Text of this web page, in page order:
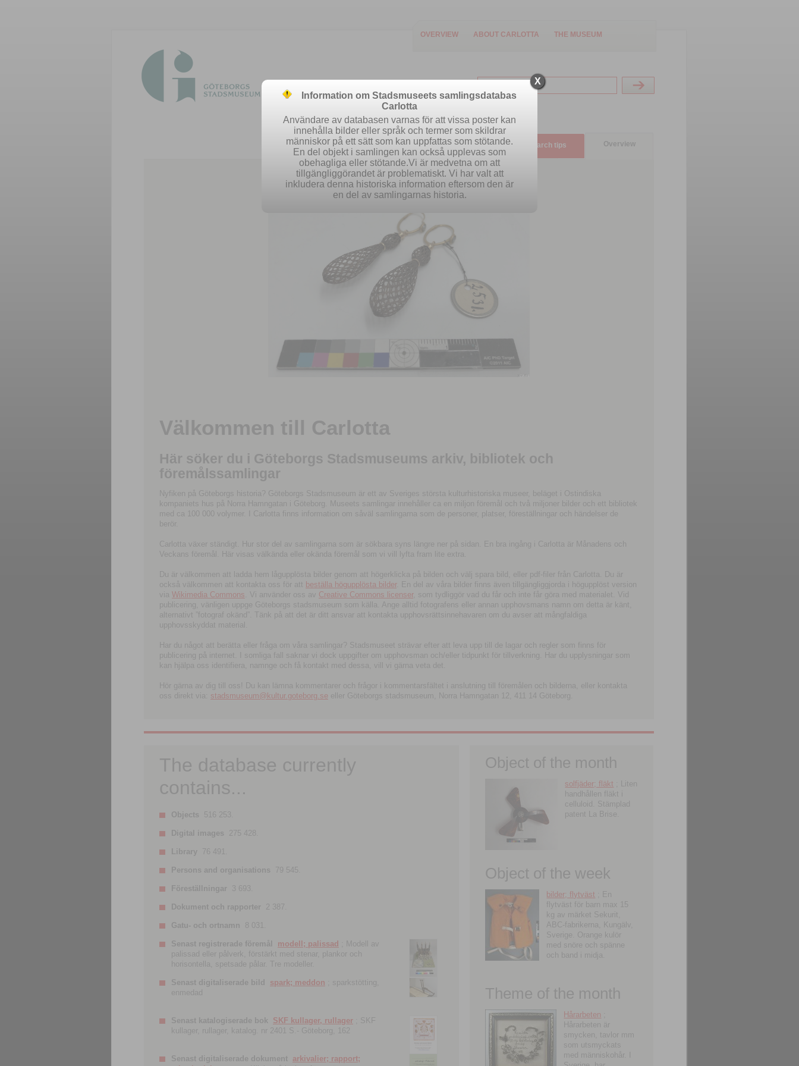
OVERVIEW ABOUT CARLOTTA THE MUSEUM
Easy search Advanced search Search tips Overview
Välkommen till Carlotta
Här söker du i Göteborgs Stadsmuseums arkiv, bibliotek och
föremålssamlingar
Nyfiken på Göteborgs historia? Göteborgs Stadsmuseum är ett av Sveriges största kulturhistoriska museer, beläget i Ostindiska
kompaniets hus på Norra Hamngatan i Göteborg. Museets samlingar innehåller ca en miljon föremål och två miljoner bilder och ett bibliotek
med ca 100 000 volymer. I Carlotta finns information om såväl samlingarna som de personer, platser, föreställningar och händelser de
berör.
Carlotta växer ständigt. Hur stor del av samlingarna som är sökbara syns längre ner på sidan. En bra ingång i Carlotta är Månadens och
Veckans föremål. Här visas välkända eller okända föremål som vi vill lyfta fram lite extra.
Du är välkommen att ladda hem lågupplösta bilder genom att högerklicka på bilden och välj spara bild, eller pdf-filer från Carlotta. Du är
också välkommen att kontakta oss för att beställa högupplösta bilder. En del av våra bilder finns även tillgängliggjorda i högupplöst version
via Wikimedia Commons . Vi använder oss av Creative Commons licenser, som tydliggör vad du får och inte får göra med materialet. Vid
publicering, vänligen uppge Göteborgs stadsmuseum som källa. Ange alltid fotografens eller annan upphovsmans namn om detta är känt,
alternativt ”fotograf okänd”. Tänk på att det är ditt ansvar att kontakta upphovsrättsinnehavaren om du avser att mångfaldiga
upphovsskyddat material.
Har du något att berätta eller fråga om våra samlingar? Stadsmuseet strävar efter att leva upp till de lagar och regler som finns för
publicering på internet. I somliga fall saknar vi dock uppgifter om upphovsman och/eller tidpunkt för tillverkning. Har du upplysningar som
kan hjälpa oss identifiera, namnge och få kontakt med dessa, vill vi gärna veta det.
Hör gärna av dig till oss! Du kan lämna kommentarer och frågor i kommentarsfältet i anslutning till föremålen och bilderna, eller kontakta
oss direkt via: stadsmuseum@kultur.goteborg.se eller Göteborgs stadsmuseum, Norra Hamngatan 12, 411 14 Göteborg.
The database currently
contains...
Objects 516 253.
Digital images 275 428.
Library 76 491.
Persons and organisations 79 545.
Föreställningar 3 693.
Dokument och rapporter 2 387.
Gatu- och ortnamn 8 031.
Senast registrerade föremål modell; palissad
; Modell av
palissad eller pålverk, förstärkt med stenar, plankor och
horisontella, spetsade pålar. Tre modeller.
Senast digitaliserade bild spark; meddon ; sparkstötting,
enmedad
Senast katalogiserade bok SKF kullager, rullager ; SKF
kullager, rullager, katalog. nr 2401 S.- Göteborg, 162
Senast digitaliserade dokument arkivalier; rapport;
Object of the month
solfjäder; fläkt ; Liten
handhållen fläkt i
celluloid. Stämplad
patent La Brise.
Object of the week
bilder; flytväst ; En
flytväst för barn max 15
kg av märket Sekurit,
ABC-fabrikerna, Kungälv,
Sverige. Orange kulör
med snöre och spänne
och band i midja.
Theme of the month
Hårarbeten
Hårarbeten är
smycken, tavlor mm
som utsmyckats
med människohår. I
X
Information om Stadsmuseets samlingsdatabas
Carlotta
Användare av databasen varnas för att vissa poster kan
innehålla bilder eller språk och termer som skildrar
människor på ett sätt som kan uppfattas som stötande.
En del objekt i samlingen kan också upplevas som
obehagliga eller stötande.Vi är medvetna om att
tillgängliggörandet är problematiskt. Vi har valt att
inkludera denna historiska information eftersom den är
en del av samlingarnas historia.